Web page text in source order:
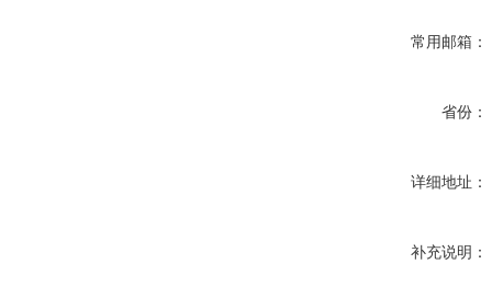
常用邮箱：
省份：
详细地址：
补充说明：